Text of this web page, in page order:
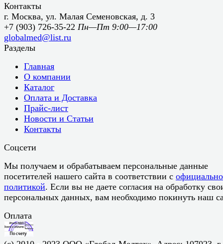
Контакты
г. Москва, ул. Малая Семеновская, д. 3
+7 (903) 726-35-22 Пн—Пт 9:00—17:00
globalmed@list.ru
Разделы
Главная
О компании
Каталог
Оплата и Доставка
Прайс-лист
Новости и Статьи
Контакты
Соцсети
Мы получаем и обрабатываем персональные данные
посетителей нашего сайта в соответствии с
политикой. Если вы не даете согласия на обработку
персональных данных, вам необходимо покинуть наш
Оплата